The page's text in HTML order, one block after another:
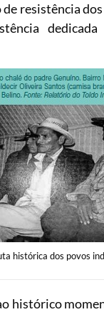
resistência
histórica dos povos
histórico